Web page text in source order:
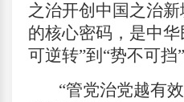
之治开创中国之治
的核心密码，是中
可逆转”到“势不可挡
“管党治党越有